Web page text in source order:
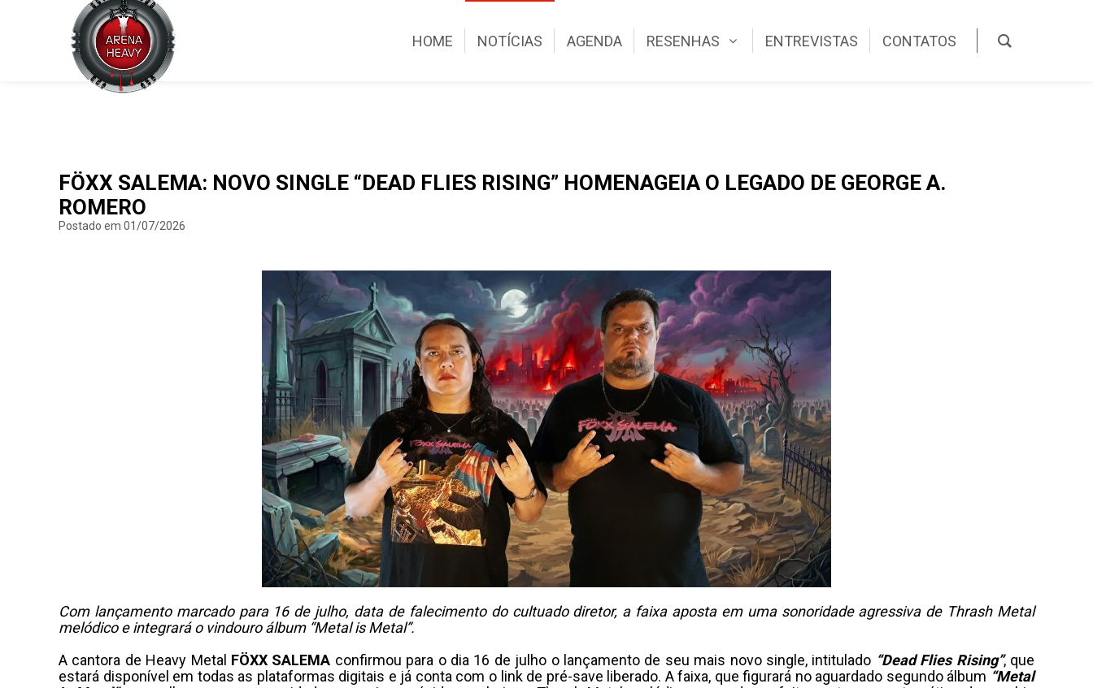
HOME NOTÍCIAS AGENDA RESENHAS ENTREVISTAS CONTATOS
FÖXX SALEMA: NOVO SINGLE “DEAD FLIES RISING” HOMENAGEIA O LEGADO DE GEORGE A.
ROMERO
Postado em 01/07/2026
Com lançamento marcado para 16 de julho, data de falecimento do cultuado diretor, a faixa aposta em uma sonoridade agressiva de Thrash Metal
melódico e integrará o vindouro álbum “Metal is Metal”.
A cantora de Heavy Metal FÖXX SALEMA confirmou para o dia 16 de julho o lançamento de seu mais novo single, intitulado “Dead Flies Rising”, que
estará disponível em todas as plataformas digitais e já conta com o link de pré-save liberado. A faixa, que figurará no aguardado segundo álbum “Metal